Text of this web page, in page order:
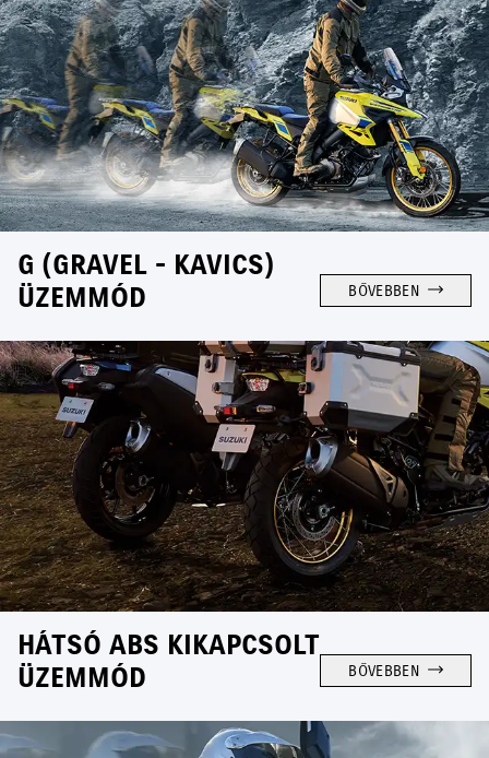
G (GRAVEL - KAVICS)
ÜZEMMÓD
BŐVEBBEN
HÁTSÓ ABS KIKAPCSOLT
ÜZEMMÓD
BŐVEBBEN